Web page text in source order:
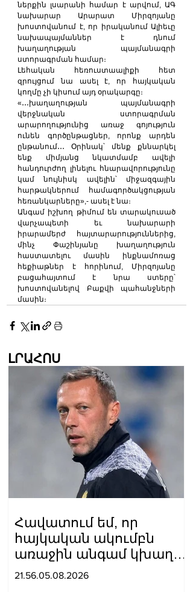
ներքին լսարանի համար է արվում, ԱԳ
նախարար Արարատ Միրզոյանը
խոստովանում է, որ իրականում Ալիեւը
նախապայմաններ է դնում
խաղաղության պայմանագրի
ստորագրման համար։
Լեհական հեռուստաալիքի հետ
զրույցում նա ասել է, որ հայկական
կողմը չի կիսում այդ օրակարգը։
«․․․խաղաղության պայմանագրի
վերջնական ստորագրման
արարողությունից առաջ գոյություն
ունեն գործընթացներ, որոնք արդեն
ընթանում․․․ Օրինակ՝ մենք քննարկել
ենք միմյանց նկատմամբ ավելի
հանդուրժող լինելու հնարավորությունը
կամ նույնիսկ ավելին՝ միջազգային
հարթակներում համագործակցության
հեռանկարները»,- ասել է նա։
Անգամ իշխող թիմում են տարակուսած
վարչապետի եւ նախարարի
իրարամերժ հայտարարություններից,
մինչ Փաշինյանը խաղաղություն
հաստատելու մասին ինքնամոռաց
հեքիաթներ է հորինում, Միրզոյանը
բացահայտում է նրա ստերը՝
խոստովանելով Բաքվի պահանջների
մասին։
ԼՐԱՀՈՍ
Հավատում եմ, որ
հայկական ակումբն
առաջին անգամ կխաղա
ՉԼ հիմնական փուլում.
21.56.05.08.2026